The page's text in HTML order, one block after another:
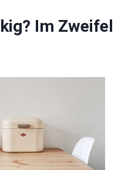
Im Zweifel